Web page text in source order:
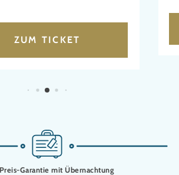
ZUM TICKET
Garantie mit Übernachtung